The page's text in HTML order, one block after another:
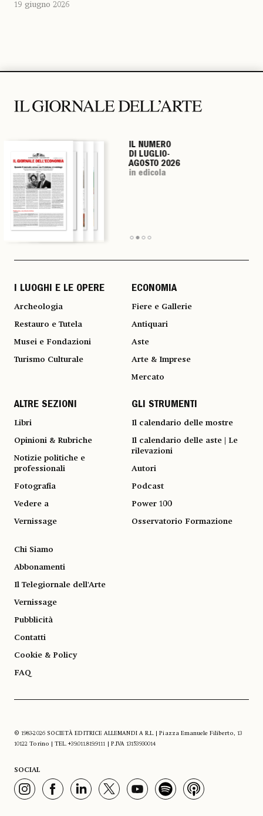
19 giugno 2026
IL NUMERO
DI LUGLIO-
AGOSTO 2026
in edicola
IL NUMERO
DI LUGLIO-
AGOSTO 2026
in edicola
IL NUMERO
DI LUGLIO-
AGOSTO 2026
in edicola
IL NUMERO
DI LUGLIO-
AGOSTO 2026
in edicola
I LUOGHI E LE OPERE
Archeologia
Restauro e Tutela
Musei e Fondazioni
Turismo Culturale
ECONOMIA
Fiere e Gallerie
Antiquari
Aste
Arte & Imprese
Mercato
ALTRE SEZIONI
Libri
Opinioni & Rubriche
Notizie politiche e
professionali
Fotografia
Vedere a
Vernissage
GLI STRUMENTI
Il calendario delle mostre
Il calendario delle aste | Le
rilevazioni
Autori
Podcast
Power 100
Osservatorio Formazione
Chi Siamo
Abbonamenti
Il Telegiornale dell'Arte
Vernissage
Pubblicità
Contatti
Cookie & Policy
FAQ
© 1983-2026 SOCIETÀ EDITRICE ALLEMANDI A R.L. | Piazza Emanuele Filiberto, 13
10122 Torino | TEL. +39.011.819.9111 | P.IVA 13153930014
SOCIAL